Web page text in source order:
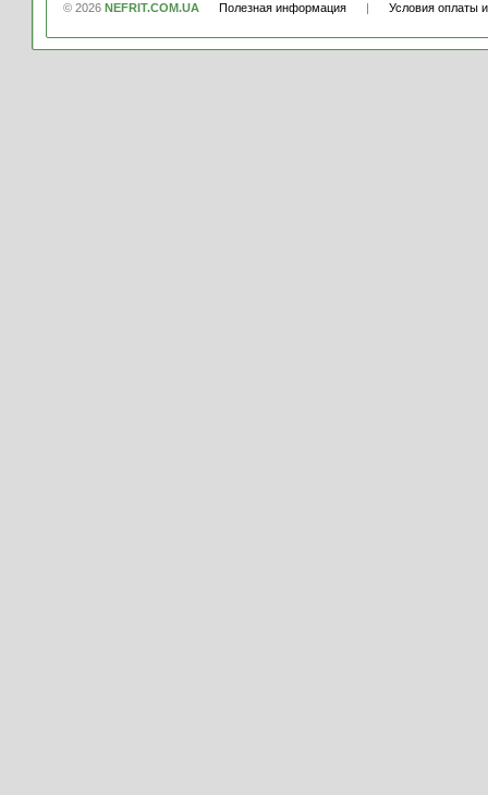
© 2026 NEFRIT.COM.UA Полезная информация | Условия оплаты